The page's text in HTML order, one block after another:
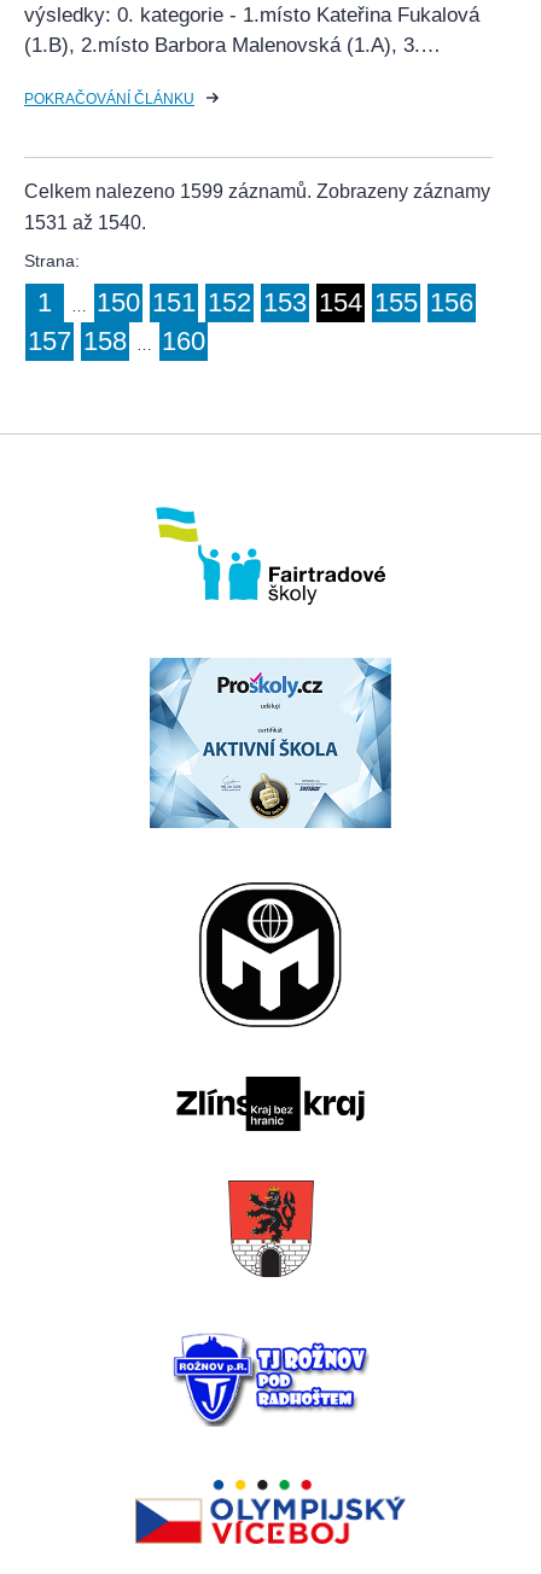
výsledky: 0. kategorie - 1.místo Kateřina Fukalová
(1.B), 2.místo Barbora Malenovská (1.A), 3.…
POKRAČOVÁNÍ ČLÁNKU
Celkem nalezeno 1599 záznamů. Zobrazeny záznamy
1531 až 1540.
Strana:
1 … 150 151 152 153 154 155 156
157 158 … 160